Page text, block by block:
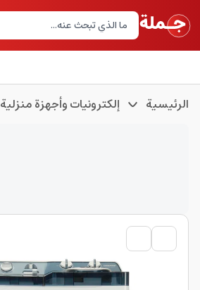
الرئيسية إلكترونيات وأجهزة منزلية